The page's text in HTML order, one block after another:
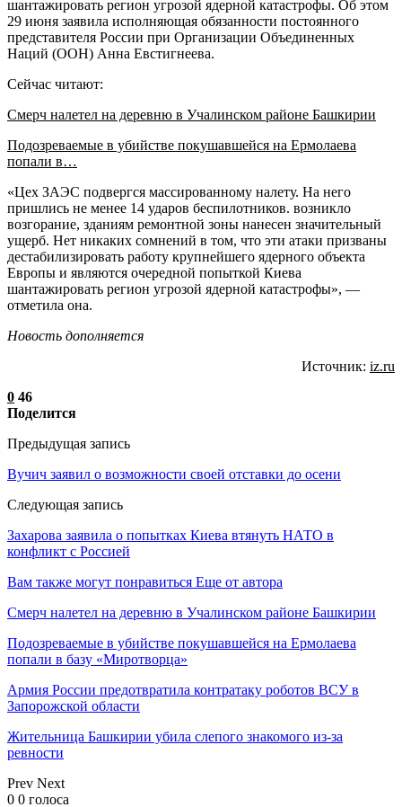
шантажировать регион угрозой ядерной катастрофы. Об этом
29 июня заявила исполняющая обязанности постоянного
представителя России при Организации Объединенных
Наций (ООН) Анна Евстигнеева.
Сейчас читают:
Смерч налетел на деревню в Учалинском районе Башкирии
Подозреваемые в убийстве покушавшейся на Ермолаева
попали в…
«Цех ЗАЭС подвергся массированному налету. На него
пришлись не менее 14 ударов беспилотников. возникло
возгорание, зданиям ремонтной зоны нанесен значительный
ущерб. Нет никаких сомнений в том, что эти атаки призваны
дестабилизировать работу крупнейшего ядерного объекта
Европы и являются очередной попыткой Киева
шантажировать регион угрозой ядерной катастрофы», —
отметила она.
Новость дополняется
Источник: iz.ru
0 46
Поделится
Предыдущая запись
Вучич заявил о возможности своей отставки до осени
Следующая запись
Захарова заявила о попытках Киева втянуть НАТО в
конфликт с Россией
Вам также могут понравиться Еще от автора
Смерч налетел на деревню в Учалинском районе Башкирии
Подозреваемые в убийстве покушавшейся на Ермолаева
попали в базу «Миротворца»
Армия России предотвратила контратаку роботов ВСУ в
Запорожской области
Жительница Башкирии убила слепого знакомого из-за
ревности
Prev Next
0 0 голоса